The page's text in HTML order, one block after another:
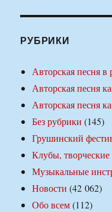
РУБРИКИ
Авторская песня в
Авторская песня
Авторская песня
Без рубрики (145)
Грушинский
Клубы,
Музыкальные
Новости (42 062)
Обо всем(112)